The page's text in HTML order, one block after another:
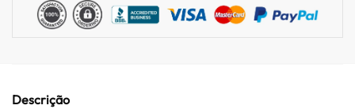
Descrição